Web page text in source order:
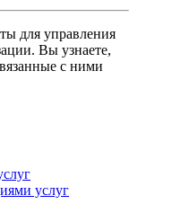
для управления
Вы узнаете,
с ними
услуг